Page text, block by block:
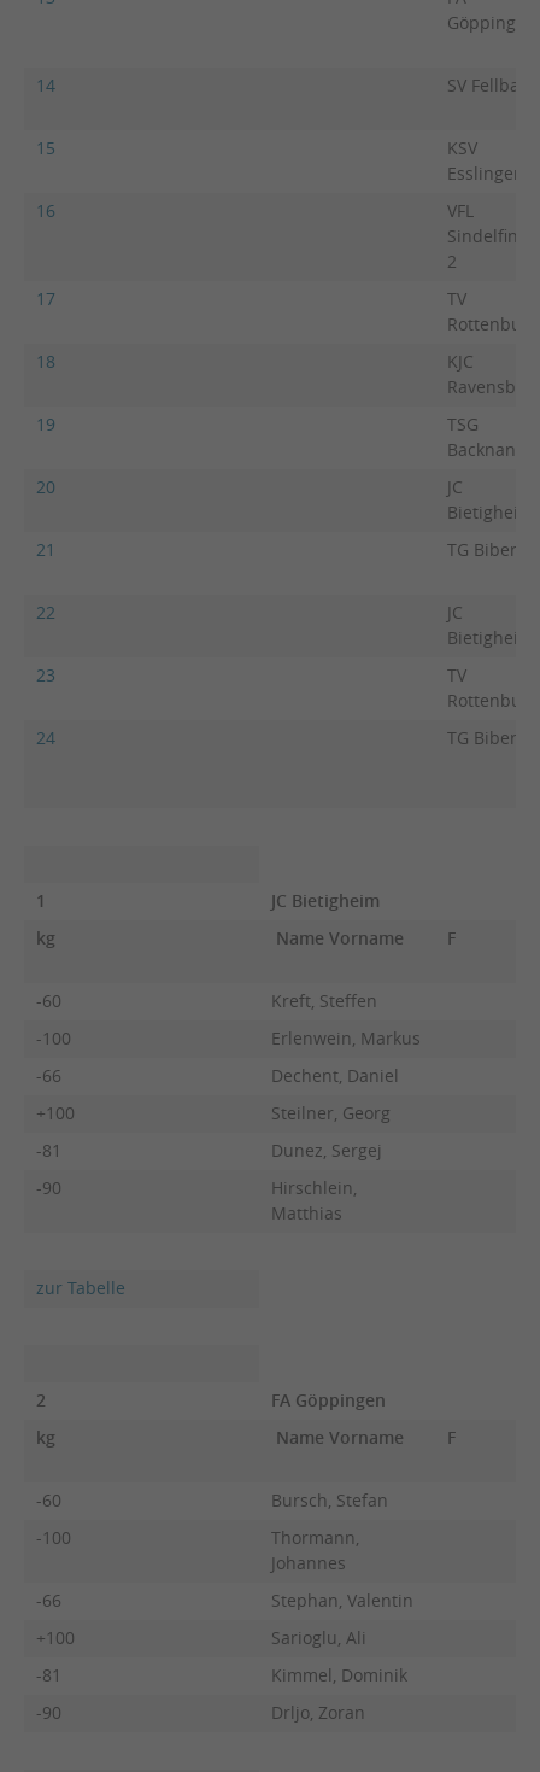
Göppingen
14 SV Fellbach
15
KSV
Esslingen 3
16
VFL
2
17
TV
Rottenburg
18
KJC
19
TSG
Backnang 2
20
JC
Bietigheim
21
TG
22
JC
Bietigheim
23
TV
Rottenburg
24
TG
1
JC Bietigheim
kg
Name Vorname F
-60
Kreft, Steffen
-100
Erlenwein, Markus
-66
Dechent, Daniel
+100
Steilner, Georg
-81
Dunez, Sergej
-90
Hirschlein,
Matthias
zur Tabelle
2
FA Göppingen
kg
Name Vorname F
-60
Bursch, Stefan
-100
Thormann,
Johannes
-66
Stephan, Valentin
+100
Sarioglu, Ali
-81
Kimmel, Dominik
-90
Drljo, Zoran